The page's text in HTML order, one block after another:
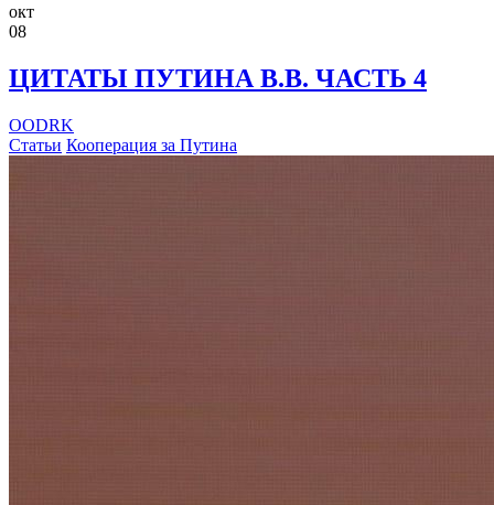
окт
08
ЦИТАТЫ ПУТИНА В.В. ЧАСТЬ 4
OODRK
Статьи Кооперация за Путина